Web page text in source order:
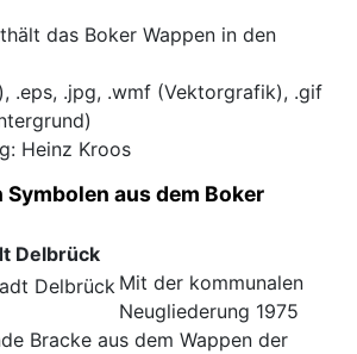
das Boker Wappen in den
.eps, .jpg, .wmf (Vektorgrafik), .gif
Heinz Kroos
Symbolen aus dem Boker
Delbrück
Mit der kommunalen
Neugliederung 1975
Bracke aus dem Wappen der